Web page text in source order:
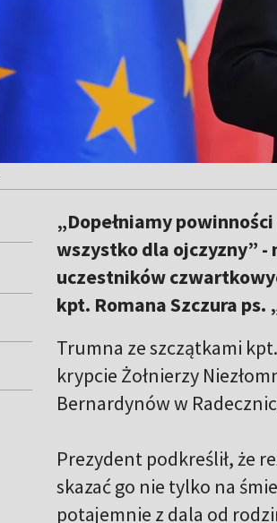
„Dopełniamy
wszystko dla ojczyzny” -
uczestników
kpt. Romana Szczura
Trumna ze szczątkami
krypcie Żołnierzy
Bernardynów w
Prezydent podkreślił, że
skazać go nie tylko na
potajemnie z dala od